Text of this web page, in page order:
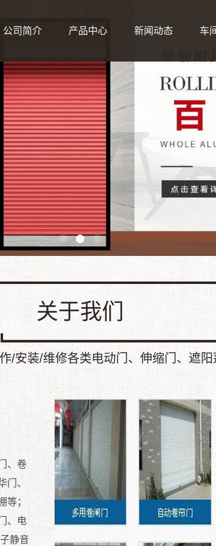
公司简介 产品中心 新闻动态 车
关于我们
/安装/维修各类电动门、伸缩门、遮阳
、卷
门、
等；
、电
静音